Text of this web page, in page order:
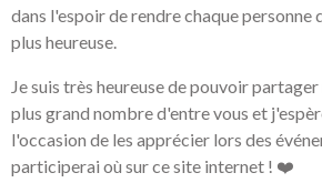
dans l'espoir de rendre chaque personne
plus heureuse.
Je suis très heureuse de pouvoir
plus grand nombre d'entre vous et
l'occasion de les apprécier lors des
participerai où sur ce site internet ! ❤️